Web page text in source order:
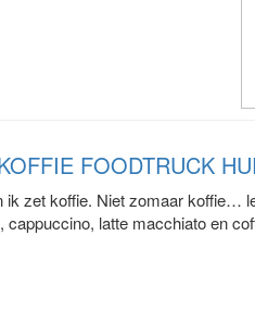
FOODTRUCK
zet koffie. Niet zomaar koffie…
latte macchiato en